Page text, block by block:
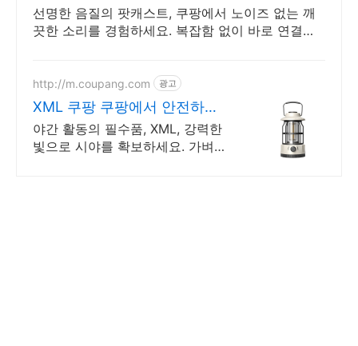
선명한 음질의 팟캐스트, 쿠팡에서 노이즈 없는 깨
끗한 소리를 경험하세요. 복잡함 없이 바로 연결되
http://m.coupang.com 광고
XML 쿠팡 쿠팡에서 안전하게
구매
야간 활동의 필수품, XML, 강력한
빛으로 시야를 확보하세요. 가벼운